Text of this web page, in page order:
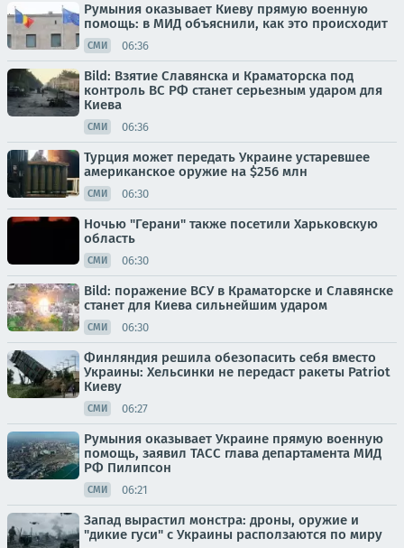
Румыния оказывает Киеву прямую военную
помощь: в МИД объяснили, как это происходит
СМИ 06:36
Bild: Взятие Славянска и Краматорска под
контроль ВС РФ станет серьезным ударом для
Киева
СМИ 06:36
Турция может передать Украине устаревшее
американское оружие на $256 млн
СМИ 06:30
Ночью "Герани" также посетили Харьковскую
область
СМИ 06:30
Bild: поражение ВСУ в Краматорске и Славянске
станет для Киева сильнейшим ударом
СМИ 06:30
Финляндия решила обезопасить себя вместо
Украины: Хельсинки не передаст ракеты Patriot
Киеву
СМИ 06:27
Румыния оказывает Украине прямую военную
помощь, заявил ТАСС глава департамента МИД
РФ Пилипсон
СМИ 06:21
Запад вырастил монстра: дроны, оружие и
"дикие гуси" с Украины расползаются по миру